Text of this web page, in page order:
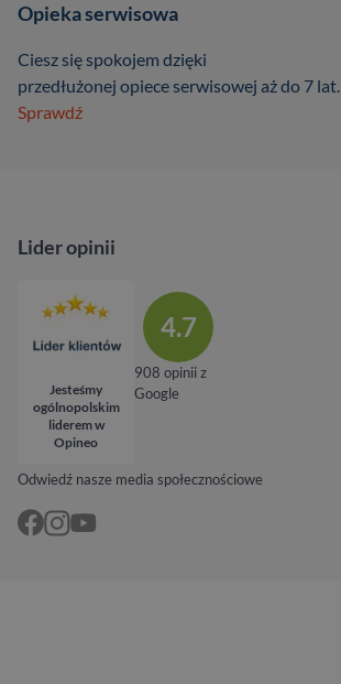
Opieka serwisowa
Ciesz się spokojem dzięki
przedłużonej opiece serwisowej aż do 7 lat.
Sprawdź
Odwiedź nasze media społecznościowe
Lider opinii
Jesteśmy
ogólnopolskim
liderem w
Opineo
4.7
908 opinii z
Google